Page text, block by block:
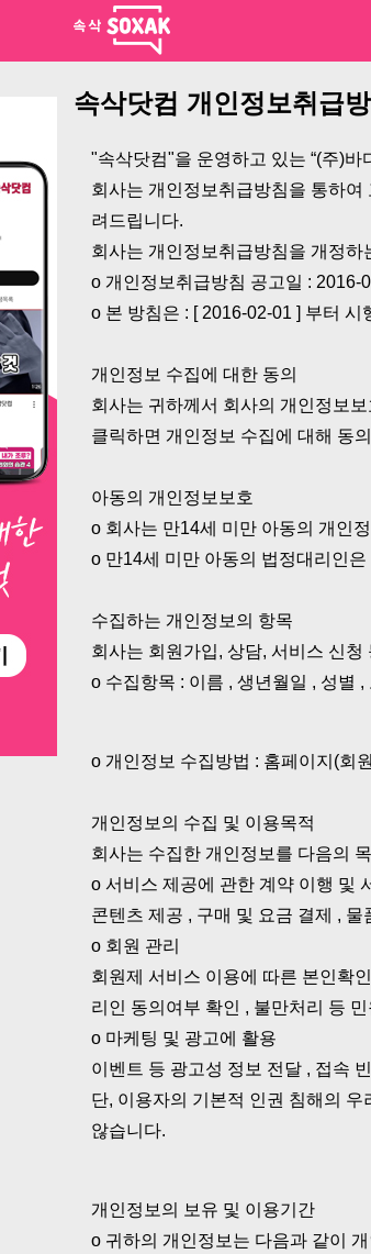
속삭닷컴 개인정보취급
"속삭닷컴"을 운영하고 있는 “(주)
회사는 개인정보취급방침을 통하
려드립니다.
회사는 개인정보취급방침을 개정
ο 개인정보취급방침 공고일 : 2016-
ο 본 방침은 : [ 2016-02-01 ] 부터 시
개인정보 수집에 대한 동의
회사는 귀하께서 회사의 개인정보
클릭하면 개인정보 수집에 대해 동
아동의 개인정보보호
ο 회사는 만14세 미만 아동의 개인
ο 만14세 미만 아동의 법정대리인
수집하는 개인정보의 항목
회사는 회원가입, 상담, 서비스 신
ο 수집항목 : 이름 , 생년월일 , 성별
ο 개인정보 수집방법 : 홈페이지(회
개인정보의 수집 및 이용목적
회사는 수집한 개인정보를 다음의
ο 서비스 제공에 관한 계약 이행 및
콘텐츠 제공 , 구매 및 요금 결제 ,
ο 회원 관리
회원제 서비스 이용에 따른 본인확
리인 동의여부 확인 , 불만처리 등
ο 마케팅 및 광고에 활용
이벤트 등 광고성 정보 전달 , 접속
단, 이용자의 기본적 인권 침해의
않습니다.
개인정보의 보유 및 이용기간
ο 귀하의 개인정보는 다음과 같이